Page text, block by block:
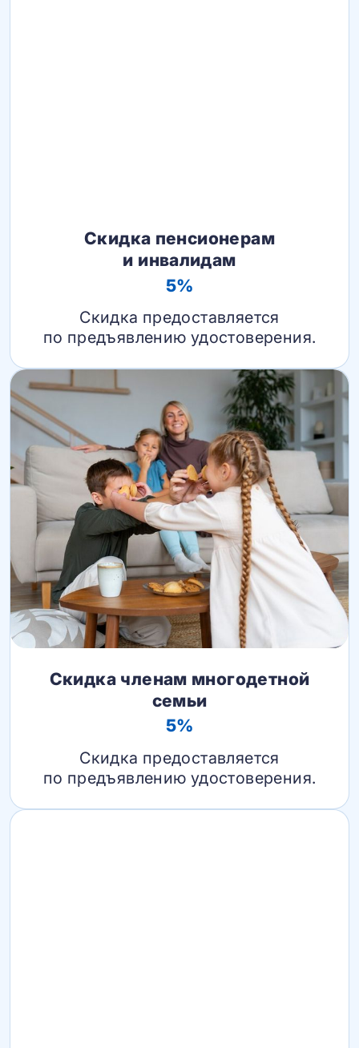
Скидка пенсионерам
и инвалидам
5%
Скидка предоставляется
по предъявлению удостоверения.
Скидка членам многодетной
семьи
5%
Скидка предоставляется
по предъявлению удостоверения.